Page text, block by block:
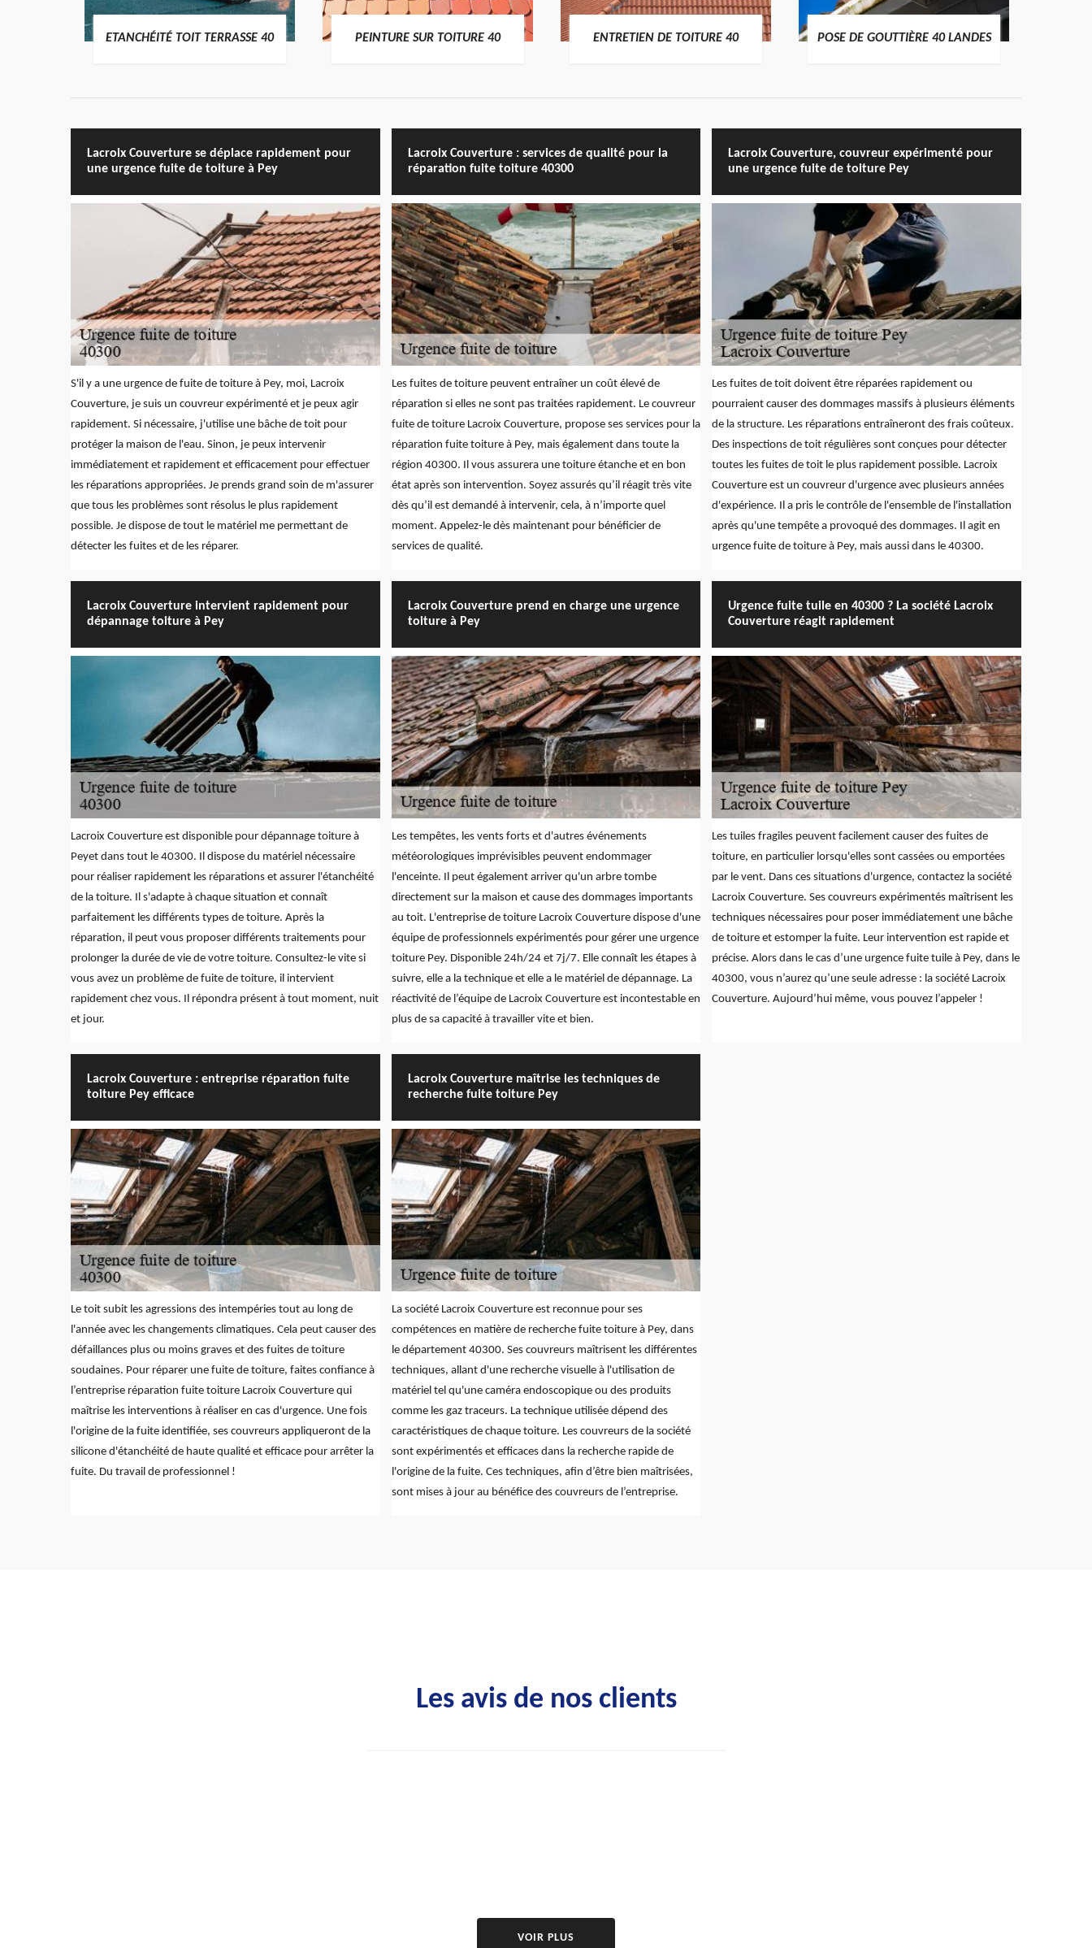
ETANCHÉITÉ TOIT TERRASSE 40 PEINTURE SUR TOITURE 40 ENTRETIEN DE TOITURE 40 POSE DE GOUTTIÈRE 40 LANDES
Lacroix Couverture se déplace rapidement pour
une urgence fuite de toiture à Pey
S'il y a une urgence de fuite de toiture à Pey, moi, Lacroix
Couverture, je suis un couvreur expérimenté et je peux agir
rapidement. Si nécessaire, j'utilise une bâche de toit pour
protéger la maison de l'eau. Sinon, je peux intervenir
immédiatement et rapidement et efficacement pour effectuer
les réparations appropriées. Je prends grand soin de m'assurer
que tous les problèmes sont résolus le plus rapidement
possible. Je dispose de tout le matériel me permettant de
détecter les fuites et de les réparer.
Lacroix Couverture : services de qualité pour la
réparation fuite toiture 40300
Les fuites de toiture peuvent entraîner un coût élevé de
réparation si elles ne sont pas traitées rapidement. Le couvreur
fuite de toiture Lacroix Couverture, propose ses services pour la
réparation fuite toiture à Pey, mais également dans toute la
région 40300. Il vous assurera une toiture étanche et en bon
état après son intervention. Soyez assurés qu’il réagit très vite
dès qu’il est demandé à intervenir, cela, à n’importe quel
moment. Appelez-le dès maintenant pour bénéficier de
services de qualité.
Lacroix Couverture, couvreur expérimenté pour
une urgence fuite de toiture Pey
Les fuites de toit doivent être réparées rapidement ou
pourraient causer des dommages massifs à plusieurs éléments
de la structure. Les réparations entraîneront des frais coûteux.
Des inspections de toit régulières sont conçues pour détecter
toutes les fuites de toit le plus rapidement possible. Lacroix
Couverture est un couvreur d'urgence avec plusieurs années
d'expérience. Il a pris le contrôle de l'ensemble de l'installation
après qu'une tempête a provoqué des dommages. Il agit en
urgence fuite de toiture à Pey, mais aussi dans le 40300.
Lacroix Couverture intervient rapidement pour
dépannage toiture à Pey
Lacroix Couverture est disponible pour dépannage toiture à
Peyet dans tout le 40300. Il dispose du matériel nécessaire
pour réaliser rapidement les réparations et assurer l'étanchéité
de la toiture. Il s'adapte à chaque situation et connaît
parfaitement les différents types de toiture. Après la
réparation, il peut vous proposer différents traitements pour
prolonger la durée de vie de votre toiture. Consultez-le vite si
vous avez un problème de fuite de toiture, il intervient
rapidement chez vous. Il répondra présent à tout moment, nuit
et jour.
Lacroix Couverture prend en charge une urgence
toiture à Pey
Les tempêtes, les vents forts et d'autres événements
météorologiques imprévisibles peuvent endommager
l'enceinte. Il peut également arriver qu'un arbre tombe
directement sur la maison et cause des dommages importants
au toit. L'entreprise de toiture Lacroix Couverture dispose d'une
équipe de professionnels expérimentés pour gérer une urgence
toiture Pey. Disponible 24h/24 et 7j/7. Elle connaît les étapes à
suivre, elle a la technique et elle a le matériel de dépannage. La
réactivité de l’équipe de Lacroix Couverture est incontestable en
plus de sa capacité à travailler vite et bien.
Urgence fuite tuile en 40300 ? La société Lacroix
Couverture réagit rapidement
Les tuiles fragiles peuvent facilement causer des fuites de
toiture, en particulier lorsqu'elles sont cassées ou emportées
par le vent. Dans ces situations d'urgence, contactez la société
Lacroix Couverture. Ses couvreurs expérimentés maîtrisent les
techniques nécessaires pour poser immédiatement une bâche
de toiture et estomper la fuite. Leur intervention est rapide et
précise. Alors dans le cas d’une urgence fuite tuile à Pey, dans le
40300, vous n’aurez qu’une seule adresse : la société Lacroix
Couverture. Aujourd’hui même, vous pouvez l’appeler !
Lacroix Couverture : entreprise réparation fuite
toiture Pey efficace
Le toit subit les agressions des intempéries tout au long de
l'année avec les changements climatiques. Cela peut causer des
défaillances plus ou moins graves et des fuites de toiture
soudaines. Pour réparer une fuite de toiture, faites confiance à
l’entreprise réparation fuite toiture Lacroix Couverture qui
maîtrise les interventions à réaliser en cas d'urgence. Une fois
l'origine de la fuite identifiée, ses couvreurs appliqueront de la
silicone d'étanchéité de haute qualité et efficace pour arrêter la
fuite. Du travail de professionnel !
Lacroix Couverture maîtrise les techniques de
recherche fuite toiture Pey
La société Lacroix Couverture est reconnue pour ses
compétences en matière de recherche fuite toiture à Pey, dans
le département 40300. Ses couvreurs maîtrisent les différentes
techniques, allant d'une recherche visuelle à l'utilisation de
matériel tel qu'une caméra endoscopique ou des produits
comme les gaz traceurs. La technique utilisée dépend des
caractéristiques de chaque toiture. Les couvreurs de la société
sont expérimentés et efficaces dans la recherche rapide de
l'origine de la fuite. Ces techniques, afin d’être bien maîtrisées,
sont mises à jour au bénéfice des couvreurs de l’entreprise.
Les avis de nos clients
VOIR PLUS